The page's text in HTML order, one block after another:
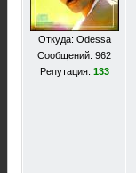
Откуда: Odessa
Сообщений: 962
Репутация: 133